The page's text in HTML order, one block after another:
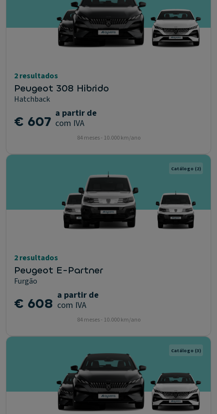
2 resultados
Peugeot 308 Hibrido
Hatchback
€ 607 a partir de
com IVA
84 meses - 10.000 km/ano
Catálogo (2)
2 resultados
Peugeot E-Partner
Furgão
€ 608 a partir de
com IVA
84 meses - 10.000 km/ano
Catálogo (3)